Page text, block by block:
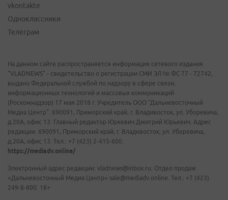
vkontakte
Одноклассники
Телеграм
На данном сайте распространяется информация сетевого издания
"VLADNEWS" - свидетельство о регистрации СМИ ЭЛ № ФС 77 - 72742,
выдано Федеральной службой по надзору в сфере связи,
информационных технологий и массовых коммуникаций
(Роскомнадзор) 17 мая 2018 г. Учредитель ООО "Дальневосточный
Медиа Центр". 690091, Приморский край, г. Владивосток, ул. Уборевича,
д.20А, офис 13. Главный редактор Юркевич Дмитрий Юрьевич. Адрес
редакции: 690091, Приморский край, г. Владивосток, ул. Уборевича,
д.20А, офис 13. Тел.: +7 (423) 2-415-600.
https://mediadv.online/
Электронный адрес редакции: vladnews@inbox.ru. Отдел продаж
«Дальневосточный Медиа Центр» sale@mediadv.online. Тел.: +7 (423)
249-8-800. 18+